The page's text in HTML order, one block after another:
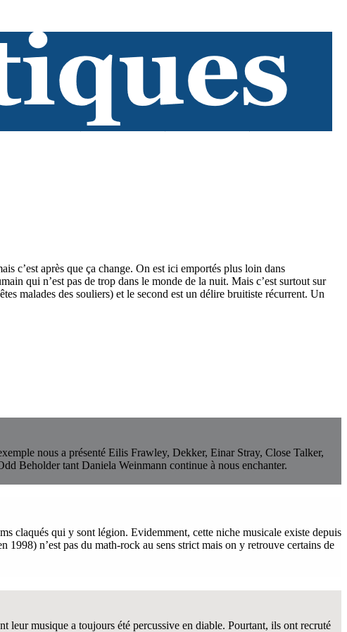
c’est après que ça change. On est ici emportés plus loin dans
qui n’est pas de trop dans le monde de la nuit. Mais c’est surtout sur
malades des souliers) et le second est un délire bruitiste récurrent. Un
nous a présenté Eilis Frawley, Dekker, Einar Stray, Close Talker,
Beholder tant Daniela Weinmann continue à nous enchanter.
claqués qui y sont légion. Evidemment, cette niche musicale existe depuis
n’est pas du math-rock au sens strict mais on y retrouve certains de
leur musique a toujours été percussive en diable. Pourtant, ils ont recruté